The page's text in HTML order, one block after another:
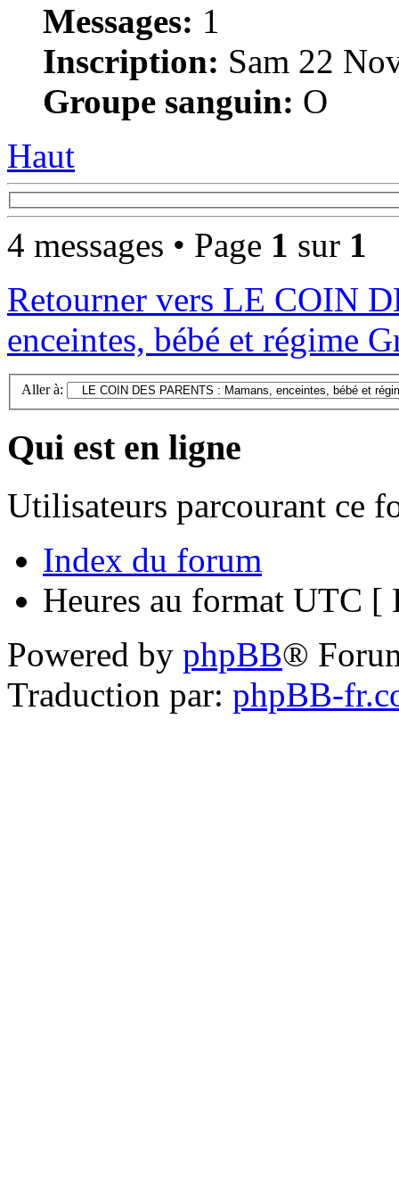
Messages: 1
Inscription: Sam 22
Groupe sanguin: O
Haut
4 messages • Page 1 sur 1
Retourner vers LE COIN
enceintes, bébé et régime
Aller à:
Qui est en ligne
Utilisateurs parcourant ce
Index du forum
Heures au format UTC [
Powered by phpBB®
Traduction par: phpBB-